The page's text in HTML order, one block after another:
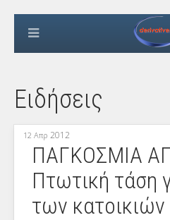
Ειδήσεις
12 Απρ 2012
ΠΑΓΚΟΣΜΙΑ
Πτωτική τάση
των κατοικιών